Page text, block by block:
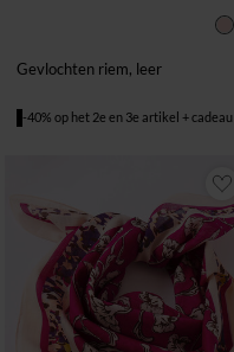
36 TOT 40
Gevlochten riem, leer
-40% op het 2e en 3e artikel +